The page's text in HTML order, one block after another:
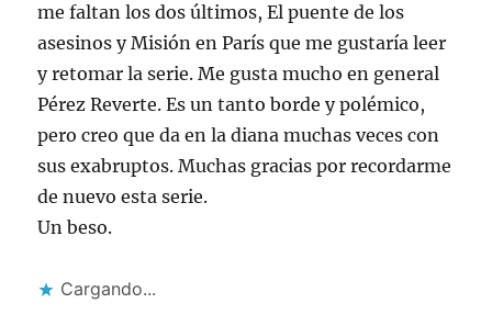
me faltan los dos últimos, El puente de los
asesinos y Misión en París que me gustaría leer
y retomar la serie. Me gusta mucho en general
Pérez Reverte. Es un tanto borde y polémico,
pero creo que da en la diana muchas veces con
sus exabruptos. Muchas gracias por recordarme
de nuevo esta serie.
Un beso.
Cargando...